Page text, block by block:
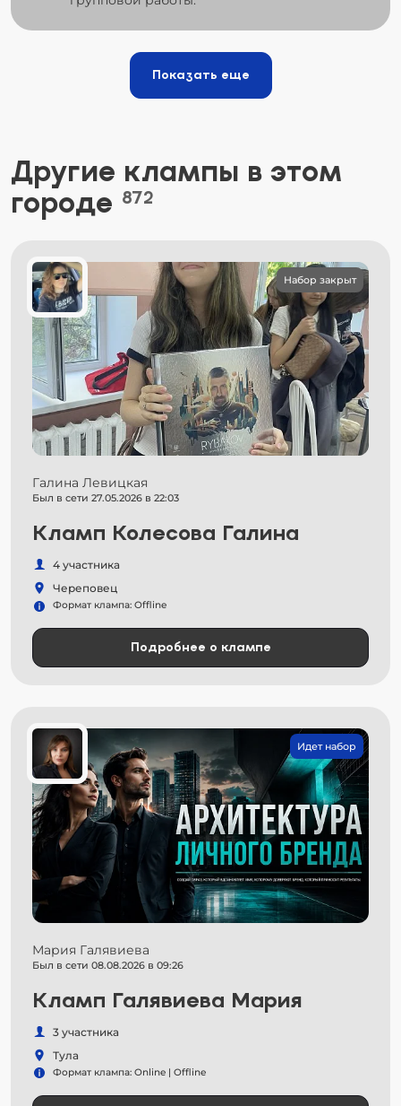
Показать еще
Другие клампы в этом
городе 872
Набор закрыт
Галина Левицкая
Был в сети 27.05.2026 в 22:03
Кламп Колесова Галина
4 участника
Череповец
Формат клампа: Offline
Подробнее о клампе
Идет набор
Мария Галявиева
Был в сети 08.08.2026 в 09:26
Кламп Галявиева Мария
3 участника
Тула
Формат клампа: Online | Offline